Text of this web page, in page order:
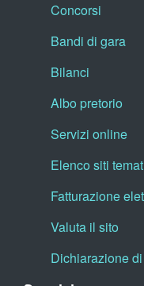
Concorsi
Bandi di gara
Bilanci
Albo pretorio
Servizi online
Elenco siti
Fatturazione
Valuta il sito
Dichiarazione